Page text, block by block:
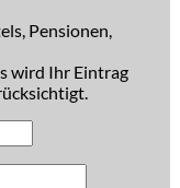
Pensionen,
wird Ihr Eintrag